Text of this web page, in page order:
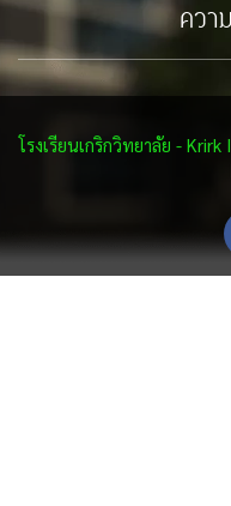
ควา
โรงเรียนเกริกวิทยาลัย -